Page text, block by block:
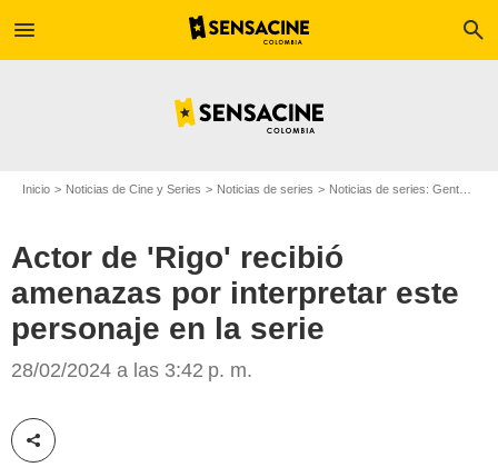
menu search
Inicio Noticias de Cine y Series Noticias de series Noticias de series: Gente
Actor de 'Rigo' recibió
amenazas por interpretar este
personaje en la serie
28/02/2024 a las 3:42 p. m.
Compartir esta noticia
Canal RCN